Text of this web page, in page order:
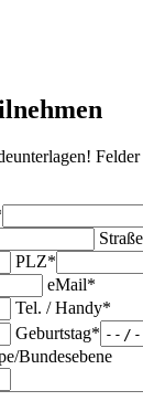
PLZ*
eMail*
Tel. / Handy*
Geburtstag*
Bundesebene